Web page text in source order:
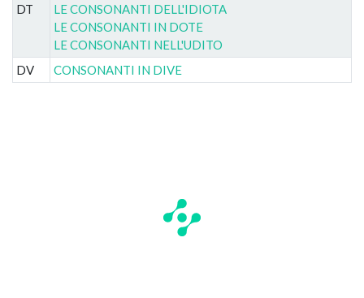
DT
LE CONSONANTI DELL'IDIOTA
LE CONSONANTI IN DOTE
LE CONSONANTI NELL'UDITO
DV
CONSONANTI IN DIVE